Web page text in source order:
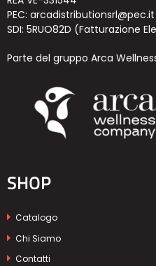
PEC: arcadistributionsrl@pec.it
SDI: 5RUO82D (Fatturazione
Parte del gruppo Arca
SHOP
Catalogo
Chi Siamo
Contatti